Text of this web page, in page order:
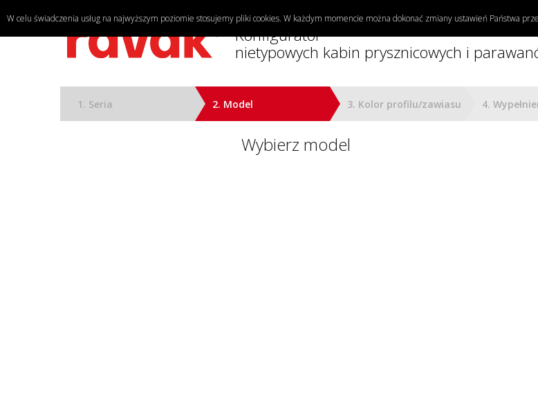
Konfigurator
nietypowych kabin prysznicowych i
1. Seria 2. Model 3. Kolor profilu/zawiasu 4.
Wybierz model
W celu świadczenia usług na najwyższym poziomie stosujemy pliki cookies. W każdym momencie można dokonać zmiany ustawień Państwa